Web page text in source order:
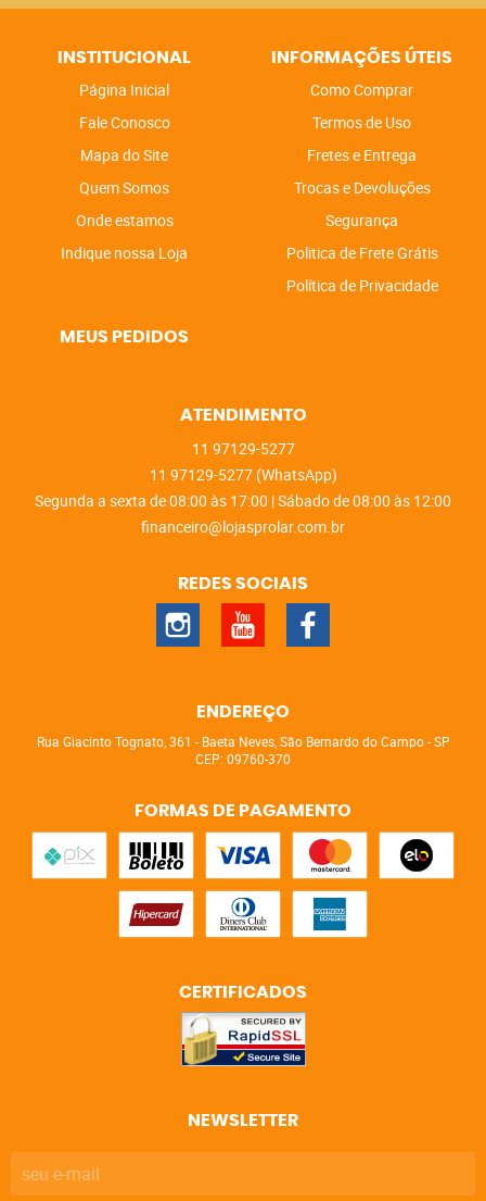
INSTITUCIONAL
Página Inicial
Fale Conosco
Mapa do Site
Quem Somos
Onde estamos
Indique nossa Loja
INFORMAÇÕES ÚTEIS
Como Comprar
Termos de Uso
Fretes e Entrega
Trocas e Devoluções
Segurança
Politica de Frete Grátis
Política de Privacidade
MEUS PEDIDOS
ATENDIMENTO
11 97129-5277
11 97129-5277 (WhatsApp)
Segunda a sexta de 08:00 às 17:00 | Sábado de 08:00 às 12:00
financeiro@lojasprolar.com.br
REDES SOCIAIS
ENDEREÇO
Rua Giacinto Tognato, 361 - Baeta Neves, São Bernardo do Campo-SP
CEP: 09760-370
FORMAS DE PAGAMENTO
CERTIFICADOS
NEWSLETTER